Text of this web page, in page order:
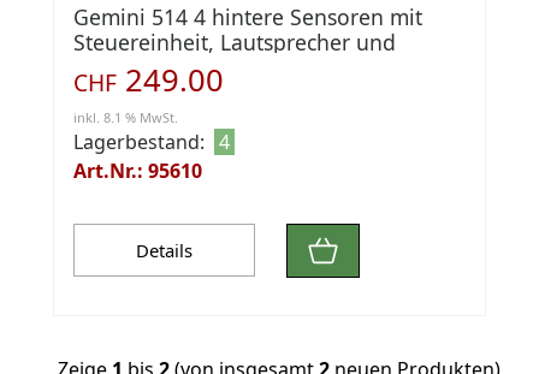
Gemini 514 4 hintere Sensoren mit
Steuereinheit, Lautsprecher und
Adaptern
CHF 249.00
inkl. 8.1 % MwSt.
Lagerbestand: 4
Art.Nr.: 95610
Details